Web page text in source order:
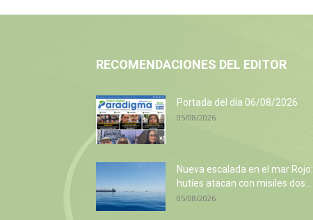
RECOMENDACIONES DEL EDITOR
Portada del día 06/08/2026
05/08/2026
Nueva escalada en el mar Rojo:
hutíes atacan con misiles dos...
05/08/2026